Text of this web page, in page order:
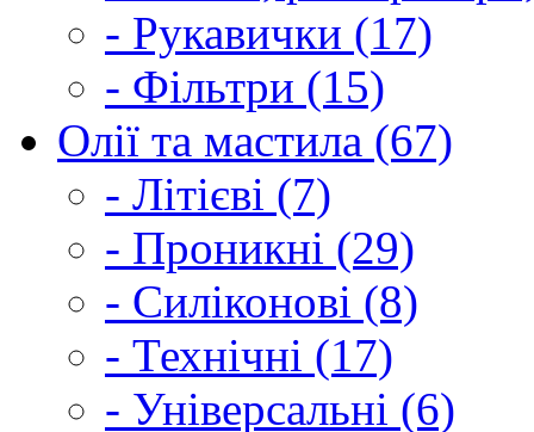
- Рукавички (17)
- Фільтри (15)
Олії та мастила (67)
- Літієві (7)
- Проникні (29)
- Силіконові (8)
- Технічні (17)
- Універсальні (6)